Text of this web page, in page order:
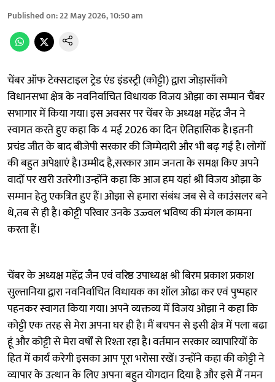
Published on:22 May 2026, 10:50 am
चेंबर ऑफ टेक्सटाइल ट्रेड एंड इंडस्ट्री (कोट्टी) द्वारा जोड़ासाँको
विधानसभा क्षेत्र के नवनिर्वाचित विधायक विजय ओझा का सम्मान चैंबर
सभागार में किया गया। इस अवसर पर चेंबर के अध्यक्ष महेंद्र जैन ने
स्वागत करते हुए कहा कि 4 मई 2026 का दिन ऐतिहासिक है।इतनी
प्रचंड जीत के बाद बीजेपी सरकार की जिम्मेदारी और भी बढ़ गई है। लोगों
की बहुत अपेक्षाएं है।उम्मीद है,सरकार आम जनता के समक्ष किए अपने
वादों पर खरी उतरेगी।उन्होंने कहा कि आज हम यहां श्री विजय ओझा के
सम्मान हेतु एकत्रित हुए हैं। ओझा से हमारा संबंध जब से वे काउंसलर बने
थे,तब से ही है। कोट्टी परिवार उनके उज्ज्वल भविष्य की मंगल कामना
करता हैं।
चेंबर के अध्यक्ष महेंद्र जैन एवं वरिष्ठ उपाध्यक्ष श्री बिरम प्रकाश प्रकाश
सुल्तानिया द्वारा नवनिर्वाचित विधायक का शॉल ओढा कर एवं पुष्पहार
पहनकर स्वागत किया गया। अपने व्यक्तव्य में विजय ओझा ने कहा कि
कोट्टी एक तरह से मेरा अपना घर ही है। मैं बचपन से इसी क्षेत्र में पला बढा
हूं और कोट्टी से मेरा वर्षों से रिश्ता रहा है। वर्तमान सरकार व्यापारियों के
हित में कार्य करेगी इसका आप पूरा भरोसा रखें। उन्होंने कहा की कोट्टी ने
व्यापार के उत्थान के लिए अपना बहुत योगदान दिया है और इसे मैं नमन